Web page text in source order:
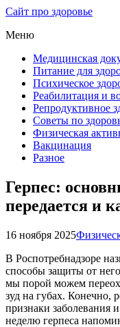
Сайт про здоровье
Меню
Медицинская
Питание для
Психическое
Реабилитация и
Репродуктивное
Советы по
Физическая
Вакцинация
Разное
Герпес:
передается и
16 ноября 2025
В Роспотребнадзоре
способы защиты от
мы порой можем
зуд на губах. Конечно,
признаки заболевания
неделю герпеса